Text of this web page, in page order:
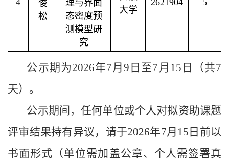
俊
松
理与界面
态密度预
测模型研
究
大学
公示期为2026年7月9 日至7 月 15 日（共7
天）。
公示期间，任何单位或个人对拟资助课题
评审结果持有异议，请于2026年7月 15 日前以
书面形式（单位需加盖公章、个人需签署真